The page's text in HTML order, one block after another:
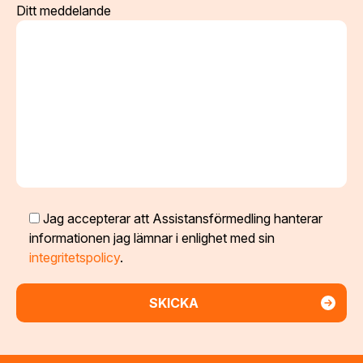
Ditt meddelande
Jag accepterar att Assistansförmedling hanterar
informationen jag lämnar i enlighet med sin
integritetspolicy.